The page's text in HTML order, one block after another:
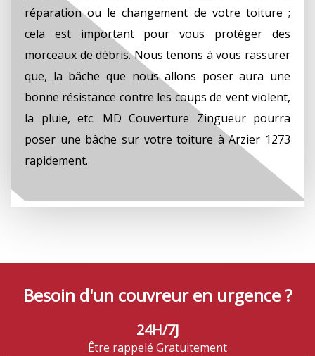
réparation ou le changement de votre toiture ;
cela est important pour vous protéger des
morceaux de débris. Nous tenons à vous rassurer
que, la bâche que nous allons poser aura une
bonne résistance contre les coups de vent violent,
la pluie, etc. MD Couverture Zingueur pourra
poser une bâche sur votre toiture à Arzier 1273
rapidement.
Besoin d'un couvreur en urgence ?
24H/7J
Être rappelé Gratuitement